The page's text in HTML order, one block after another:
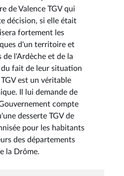
de Valence TGV qui
décision, si elle était
fortement les
d'un territoire et
de l'Ardèche et de la
fait de leur situation
est un véritable
Il lui demande de
compte
desserte TGV de
pour les habitants
des départements
la Drôme.